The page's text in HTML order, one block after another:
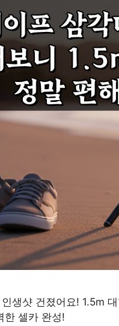
생샷 건졌어요! 1.5m
한 셀카 완성!